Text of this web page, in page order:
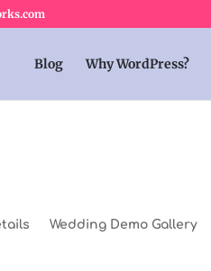
Blog Why WordPress?
Wedding Demo Gallery